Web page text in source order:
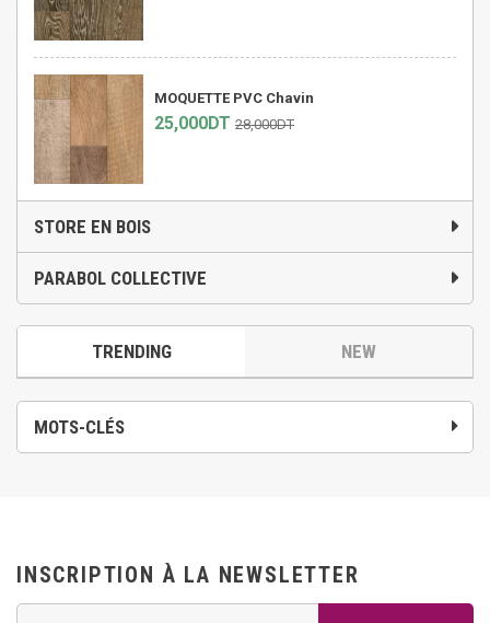
MOQUETTE PVC Chavin
25,000DT 28,000DT
STORE EN BOIS
PARABOL COLLECTIVE
TRENDING NEW
MOTS-CLÉS
INSCRIPTION À LA NEWSLETTER